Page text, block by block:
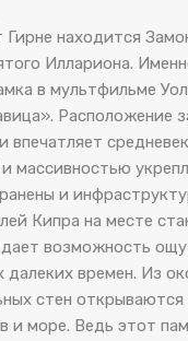
Гирне находится
Иллариона.
в мультфильме
Расположение
впечатляет
массивностью
и
Кипра на месте
возможность
далеких времен. Из
стен
и море. Ведь этот